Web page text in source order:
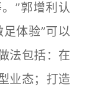
”郭增利认
体验”可以
法包括：在
业态；打造